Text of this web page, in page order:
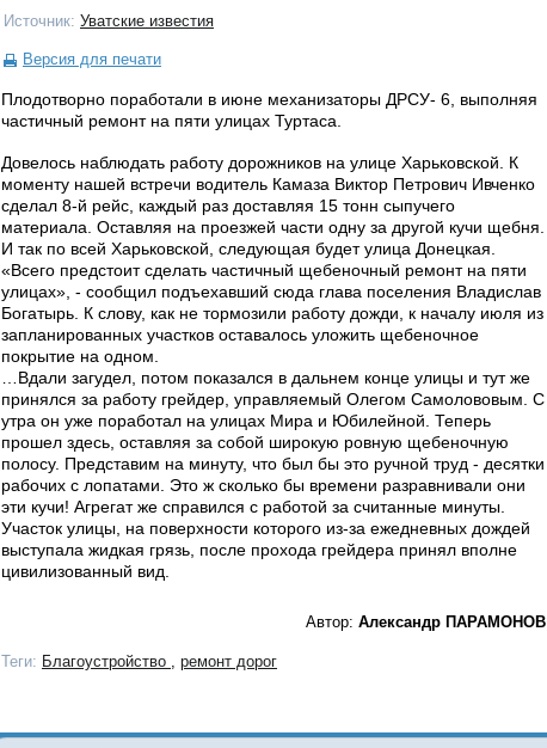
Источник: Уватские известия
Версия для печати
Плодотворно поработали в июне механизаторы ДРСУ- 6, выполняя
частичный ремонт на пяти улицах Туртаса.
Довелось наблюдать работу дорожников на улице Харьковской. К
моменту нашей встречи водитель Камаза Виктор Петрович Ивченко
сделал 8-й рейс, каждый раз доставляя 15 тонн сыпучего
материала. Оставляя на проезжей части одну за другой кучи щебня.
И так по всей Харьковской, следующая будет улица Донецкая.
«Всего предстоит сделать частичный щебеночный ремонт на пяти
улицах», - сообщил подъехавший сюда глава поселения Владислав
Богатырь. К слову, как не тормозили работу дожди, к началу июля из
запланированных участков оставалось уложить щебеночное
покрытие на одном.
…Вдали загудел, потом показался в дальнем конце улицы и тут же
принялся за работу грейдер, управляемый Олегом Самолововым. С
утра он уже поработал на улицах Мира и Юбилейной. Теперь
прошел здесь, оставляя за собой широкую ровную щебеночную
полосу. Представим на минуту, что был бы это ручной труд - десятки
рабочих с лопатами. Это ж сколько бы времени разравнивали они
эти кучи! Агрегат же справился с работой за считанные минуты.
Участок улицы, на поверхности которого из-за ежедневных дождей
выступала жидкая грязь, после прохода грейдера принял вполне
цивилизованный вид.
Автор: Александр ПАРАМОНОВ
Теги: Благоустройство , ремонт дорог